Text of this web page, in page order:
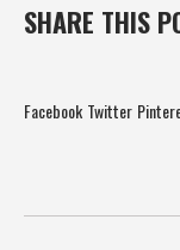
SHARE THIS
Facebook Twitter